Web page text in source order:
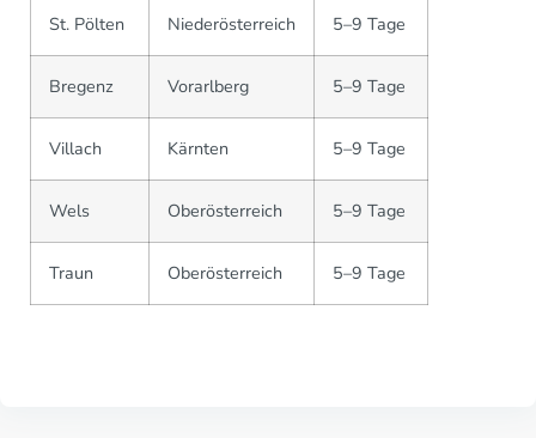
St. Pölten Niederösterreich 5–9 Tage
Bregenz Vorarlberg 5–9 Tage
Villach Kärnten 5–9 Tage
Wels Oberösterreich 5–9 Tage
Traun Oberösterreich 5–9 Tage